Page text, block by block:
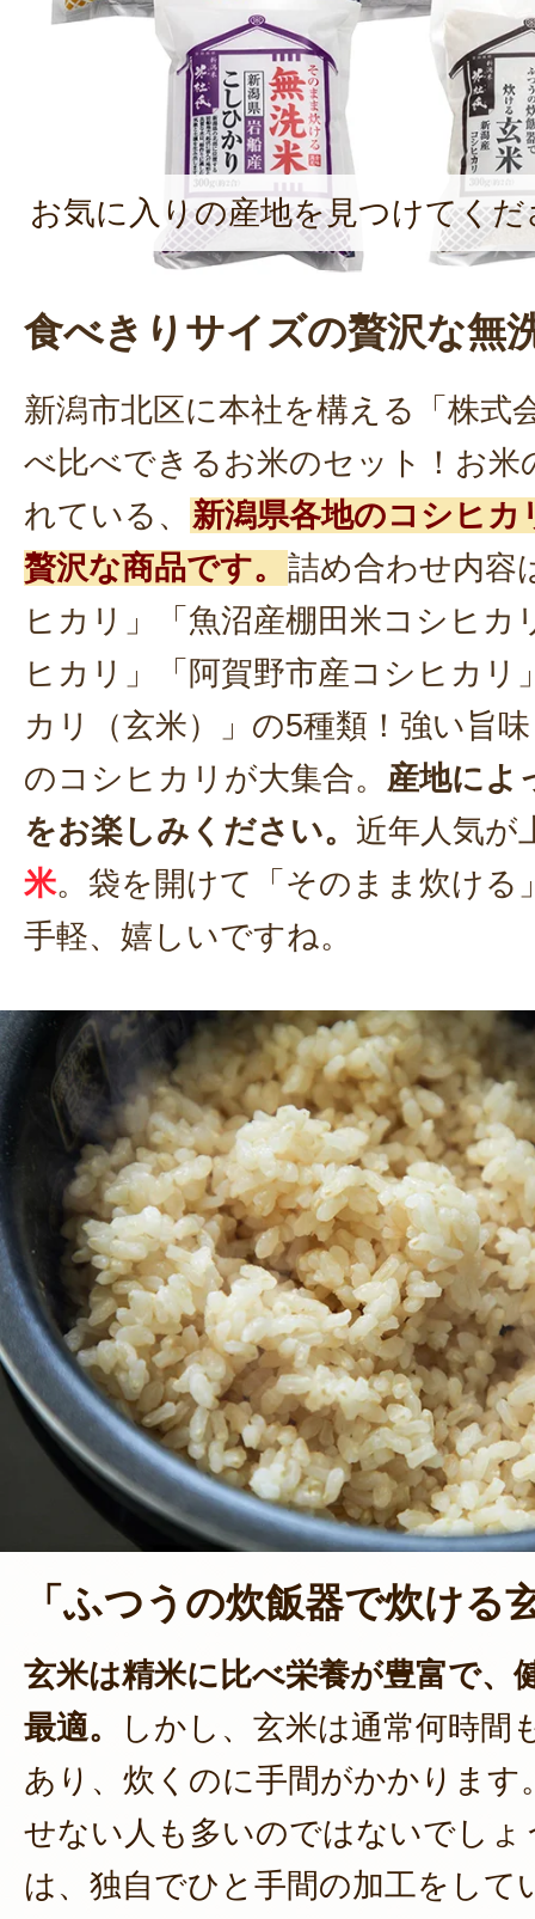
お気に入りの産地を見つけてくだ
食べきりサイズの贅沢な無
新潟市北区に本社を構える「株式
べ比べできるお米のセット！お米
れている、 新潟県各地のコシヒ
贅沢な商品です。 詰め合わせ内容
ヒカリ」「魚沼産棚田米コシヒカ
ヒカリ」「阿賀野市産コシヒカリ
カリ（玄米）」の5種類！強い旨
のコシヒカリが大集合。 産地によ
をお楽しみください。 近年人気が
米。袋を開けて「そのまま炊ける
手軽、嬉しいですね。
「ふつうの炊飯器で炊ける
玄米は精米に比べ栄養が豊富で、
最適。
しかし、玄米は通常何時間
あり、炊くのに手間がかかります
せない人も多いのではないでしょ
は、独自でひと手間の加工をして